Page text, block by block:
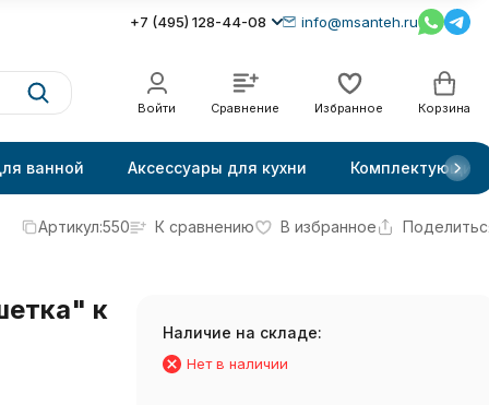
+7 (495) 128-44-08 info@msanteh.ru
Войти Сравнение Избранное Корзина
ванной Аксессуары для кухни Комплектующие
Артикул:550 К сравнению В избранное
к
Наличие на складе:
Нет в наличии